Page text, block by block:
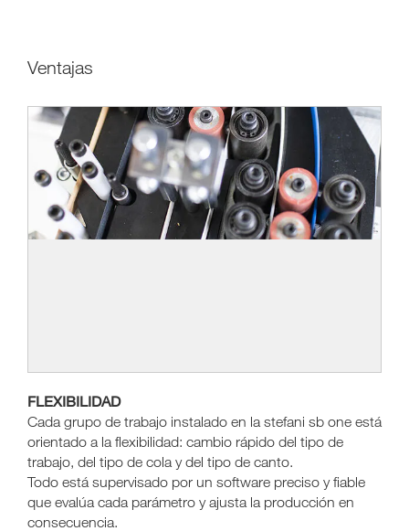
Ventajas
FLEXIBILIDAD
Cada grupo de trabajo instalado en la stefani sb one está
orientado a la flexibilidad: cambio rápido del tipo de
trabajo, del tipo de cola y del tipo de canto.
Todo está supervisado por un software preciso y fiable
que evalúa cada parámetro y ajusta la producción en
consecuencia.